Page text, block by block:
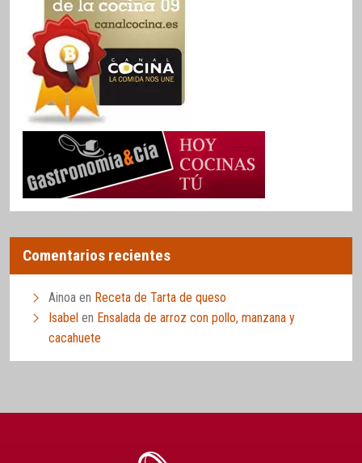
Comentarios recientes
Ainoa en Receta de Tarta de queso
Isabel en Ensalada de arroz con pollo, manzana y
cacahuete